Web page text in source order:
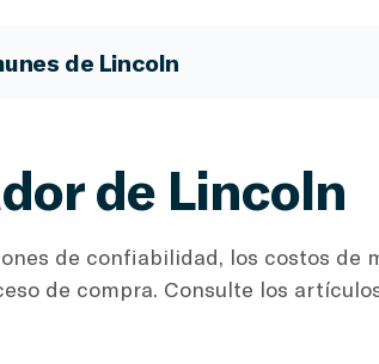
de Lincoln
de Lincoln
de confiabilidad, los costos de
de compra. Consulte los